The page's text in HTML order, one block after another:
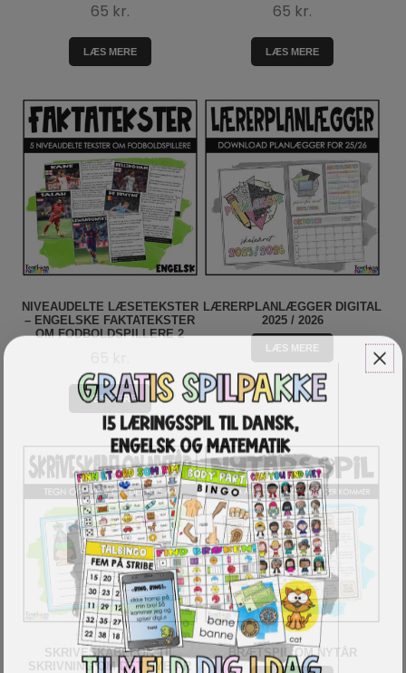
65 kr.
LÆS MERE
65 kr.
LÆS MERE
NIVEAUDELTE LÆSETEKSTER
– ENGELSKE FAKTATEKSTER
OM FODBOLDSPILLERE 2
LÆS MERE
LÆRERPLANLÆGGER DIGITAL
2025 / 2026
LÆS MERE
SKRIVESKABELON TIL
SKRIVNING OM DET NYE ÅR
BRÆTSPIL OM NYTÅR